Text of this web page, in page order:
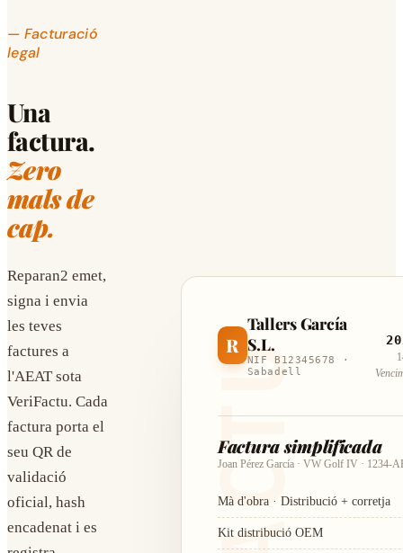
— Facturació
legal
Una
factura.
Zero
mals de
cap.
Reparan2 emet,
signa i envia
les teves
factures a
l'AEAT sota
VeriFactu. Cada
factura porta el
seu QR de
validació
oficial, hash
encadenat i es
R
Tallers García
S.L.
NIF B12345678 ·
Sabadell
Factura simplificada
Joan Pérez García · VW Golf IV · 1234-
Mà d'obra · Distribució + corretja
Kit distribució OEM